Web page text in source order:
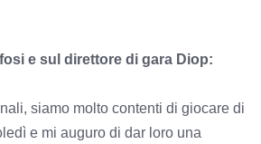
e sul direttore di gara Diop:
siamo molto contenti di giocare di
e mi auguro di dar loro una